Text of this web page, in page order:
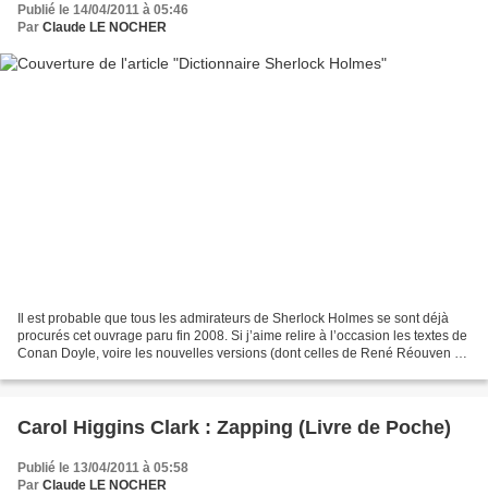
Publié le 14/04/2011 à 05:46
Par Claude LE NOCHER
Il est probable que tous les admirateurs de Sherlock Holmes se sont déjà
procurés cet ouvrage paru fin 2008. Si j’aime relire à l’occasion les textes de
Conan Doyle, voire les nouvelles versions (dont celles de René Réouven ou
Carol Higgins Clark : Zapping (Livre de Poche)
Publié le 13/04/2011 à 05:58
Par Claude LE NOCHER